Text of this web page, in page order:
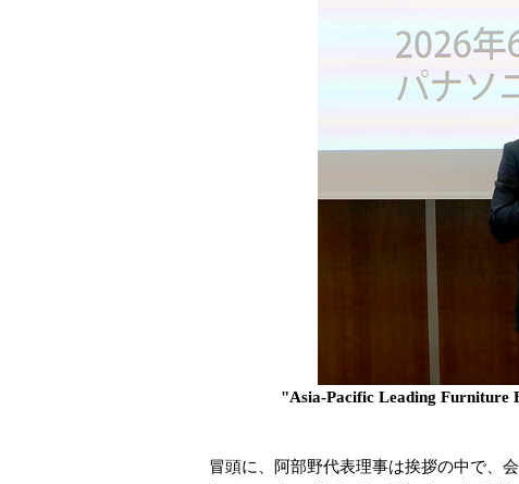
"Asia-Pacific Leading Furniture
冒頭に、阿部野代表理事は挨拶の中で、